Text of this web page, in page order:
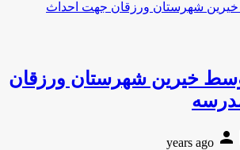
خیرین شهرستان ورزقان
person